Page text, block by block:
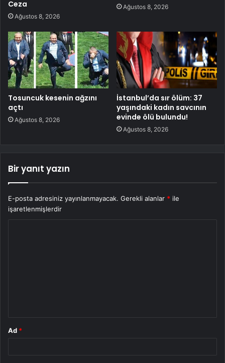
Ceza
Ağustos 8, 2026
Ağustos 8, 2026
Tosuncuk kesenin ağzını
açtı
Ağustos 8, 2026
İstanbul’da sır ölüm: 37
yaşındaki kadın savcının
evinde ölü bulundu!
Ağustos 8, 2026
Bir yanıt yazın
E-posta adresiniz yayınlanmayacak. Gerekli alanlar * ile
işaretlenmişlerdir
Ad *